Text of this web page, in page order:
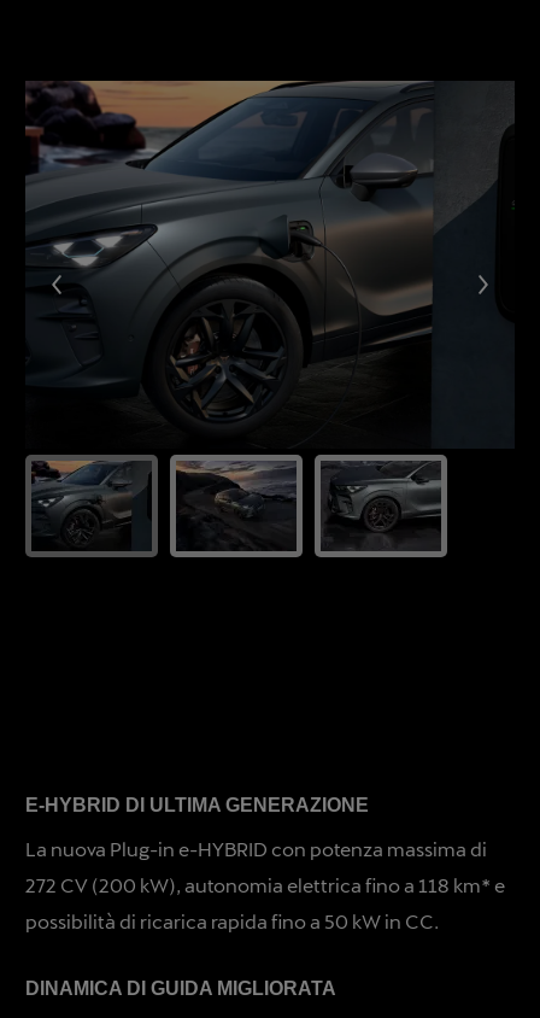
E-HYBRID DI ULTIMA GENERAZIONE
La nuova Plug-in e-HYBRID con potenza massima di
272 CV (200 kW), autonomia elettrica fino a 118 km* e
possibilità di ricarica rapida fino a 50 kW in CC.
DINAMICA DI GUIDA MIGLIORATA